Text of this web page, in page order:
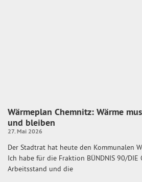
Wärmeplan Chemnitz: Wärme
und bleiben
27. Mai 2026
Der Stadtrat hat heute den Kommunalen
Ich habe für die Fraktion BÜNDNIS 90/DIE
Arbeitsstand und die